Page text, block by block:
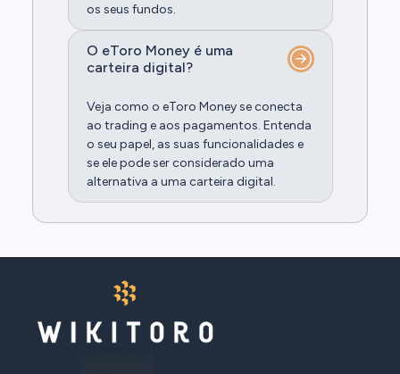
os seus fundos.
O eToro Money é uma
carteira digital?
Veja como o eToro Money se conecta
ao trading e aos pagamentos. Entenda
o seu papel, as suas funcionalidades e
se ele pode ser considerado uma
alternativa a uma carteira digital.